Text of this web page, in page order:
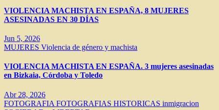
VIOLENCIA MACHISTA EN ESPAÑA, 8 MUJERES
ASESINADAS EN 30 DÍAS
Jun 5, 2026
MUJERES Violencia de género y machista
VIOLENCIA MACHISTA EN ESPAÑA. 3 mujeres asesinadas
en Bizkaia, Córdoba y Toledo
Abr 28, 2026
FOTOGRAFIA FOTOGRAFIAS HISTORICAS inmigracion